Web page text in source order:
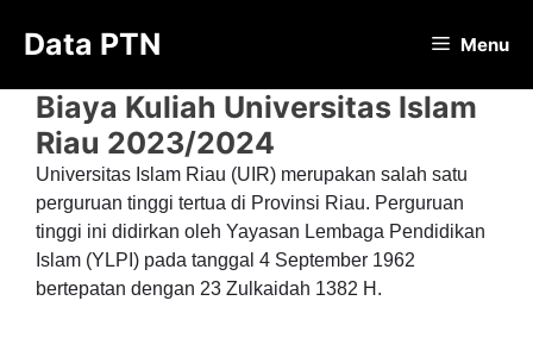
Data PTN Menu
Biaya Kuliah Universitas Islam
Riau 2023/2024
Universitas Islam Riau (UIR) merupakan salah satu
perguruan tinggi tertua di Provinsi Riau. Perguruan
tinggi ini didirkan oleh Yayasan Lembaga Pendidikan
Islam (YLPI) pada tanggal 4 September 1962
bertepatan dengan 23 Zulkaidah 1382 H.